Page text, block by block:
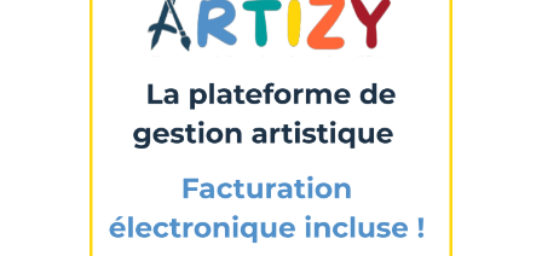
J'accepte lestermes et conditions
* Champ obligatoire
Statut / Organisation
J'accepte les termes et conditions